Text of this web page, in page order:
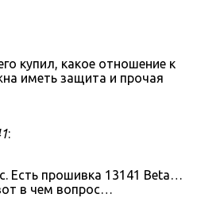
купил, какое отношение к
иметь защита и прочая
:
Есть прошивка 13141 Beta…
в чем вопрос…